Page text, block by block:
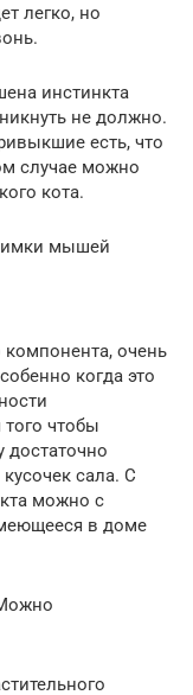
легко, но
инстинкта
не должно.
есть, что
случае можно
кота.
мышей
очень
когда это
чтобы
сала. С
можно с
в доме